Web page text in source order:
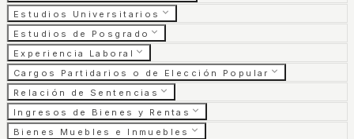
Estudios Universitarios
Estudios de Posgrado
Experiencia Laboral
Cargos Partidarios o de Elección Popular
Relación de Sentencias
Ingresos de Bienes y Rentas
Bienes Muebles e Inmuebles